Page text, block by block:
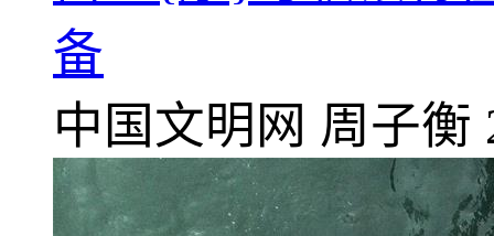
备
中国文明网 周子衡